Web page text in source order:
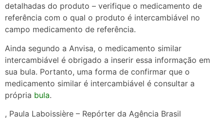
detalhadas do produto – verifique o medicamento de
referência com o qual o produto é intercambiável no
campo medicamento de referência.
Ainda segundo a Anvisa, o medicamento similar
intercambiável é obrigado a inserir essa informação em
sua bula. Portanto, uma forma de confirmar que o
medicamento similar é intercambiável é consultar a
própria bula.
, Paula Laboissière – Repórter da Agência Brasil